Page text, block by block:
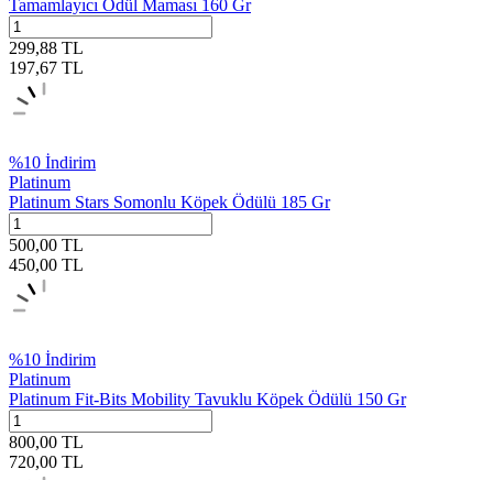
Tamamlayıcı Ödül Maması 160 Gr
299,88 TL
197,67 TL
%10 İndirim
Platinum
Platinum Stars Somonlu Köpek Ödülü 185 Gr
500,00 TL
450,00 TL
%10 İndirim
Platinum
Platinum Fit-Bits Mobility Tavuklu Köpek Ödülü 150 Gr
800,00 TL
720,00 TL